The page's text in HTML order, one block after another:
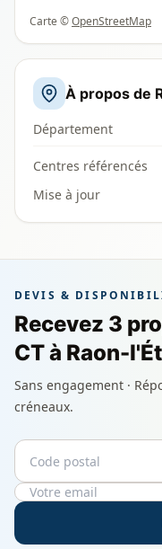
Carte ©OpenStreetMap
À propos de
Département
Centres référencés
Mise à jour
DEVIS &
Recevez 3
CT à Raon-
Sans engagement ·
créneaux.
Code postal
Email